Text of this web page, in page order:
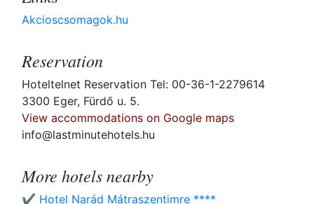
Akcioscsomagok.hu
Reservation
Hoteltelnet Reservation Tel: 00-36-1-2279614
3300 Eger, Fürdő u. 5.
View accommodations on Google maps
info@lastminutehotels.hu
More hotels nearby
✔️ Hotel Narád Mátraszentimre ****